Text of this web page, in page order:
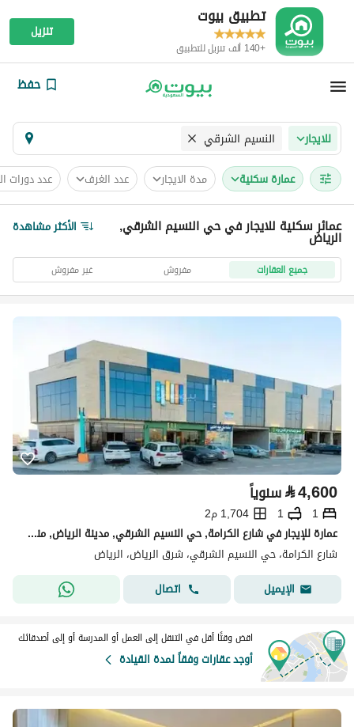
تطبيق بيوت
+140 ألف تنزيل للتطبيق
تنزيل
حفظ
للايجار النسيم الشرقي
عمارة سكنية مدة الايجار عدد الغرف عدد دورات
عمائر سكنية للايجار في حي النسيم الشرقي,
الرياض الأكثر مشاهدة
جميع العقارات مفروش غير مفروش
⃁4,600 سنوياً
1
1
1,704 م2
عمارة للإيجار في شارع الكرامة, حي النسيم الشرقي, مدينة الرياض, منطقة الرياض
شارع الكرامة، حي النسيم الشرقي، شرق الرياض، الرياض
الإيميل
اتصال
اقض وقتًا أقل في التنقل إلى العمل أو المدرسة أو إلى أصدقائك
أوجد عقارات وفقاً لمدة القيادة